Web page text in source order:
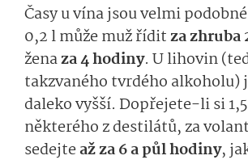
Časy u vína jsou velmi
0,2 l může muž říditza zhruba
ženaza 4 hodiny. U lihovin
takzvaného tvrdého alkoholu)
daleko vyšší. Dopřejete-li si
některého z destilátů, za
sedejteaž za 6 a půl hodiny,